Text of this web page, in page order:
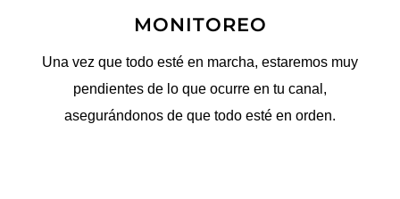
MONITOREO
Una vez que todo esté en marcha, estaremos muy
pendientes de lo que ocurre en tu canal,
asegurándonos de que todo esté en orden.